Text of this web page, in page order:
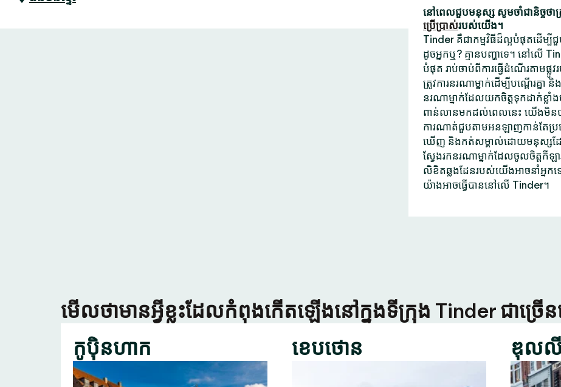
នៅពេលជួបមនុស្ស សូមចាំជានិច្ចថាត្
ប្រើប្រាស់របស់យើង។
Tinder គឺជាកម្មវិធីដ៏ល្អបំផុតដើម្
ដូចអ្នកឬ? គ្មានបញ្ហាទេ។ នៅលើ
បំផុត រាប់ចាប់ពីការធ្វើដំណើរតាមផ្លូវ
ត្រូវការនរណាម្នាក់ដើម្បីបណ្តើរគ្
នរណាម្នាក់ដែលយកចិត្តទុកដាក់ខ្លាំ
ពាន់លានមកដល់ពេលនេះ យើងមិនប
ការណាត់ជួបតាមអនឡាញកាន់តែប្រ
ឃើញ និងកត់សម្គាល់ដោយមនុស្សដែលអ្
ស្វែងរកនរណាម្នាក់ដែលចូលចិត្តកី
លិខិតឆ្លងដែនរបស់យើងអាចនាំអ្នក
យ៉ាងអាចធ្វើបាននៅលើ Tinder។
មើលថាមានអ្វីខ្លះដែលកំពុងកើតឡើងនៅក្នុងទីក្រុង Tinder ជាច្រ
កូប៉ិនហាក
ខេបថោន ឌុល